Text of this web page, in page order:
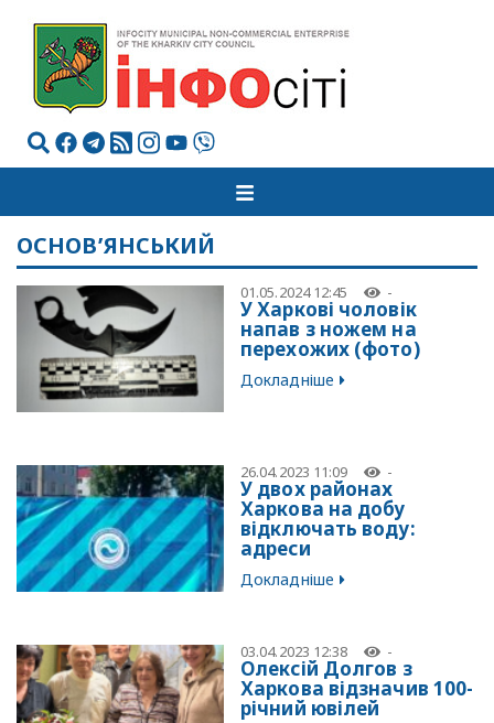
ОСНОВ’ЯНСЬКИЙ
01.05.2024 12:45 -
У Харкові чоловік
напав з ножем на
перехожих (фото)
Докладніше
26.04.2023 11:09 -
У двох районах
Харкова на добу
відключать воду:
адреси
Докладніше
03.04.2023 12:38 -
Олексій Долгов з
Харкова відзначив 100-
річний ювілей